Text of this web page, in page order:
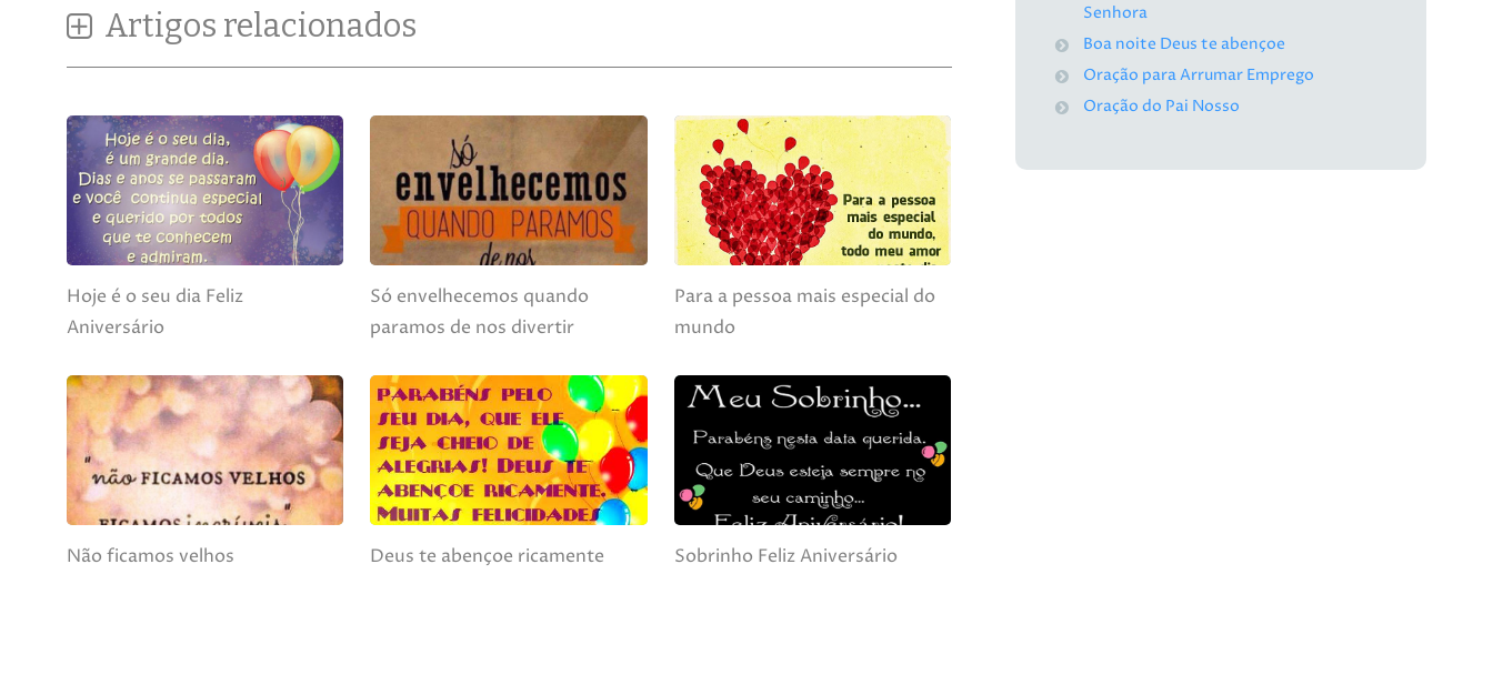
Artigos relacionados
Hoje é o seu dia Feliz
Aniversário
Só envelhecemos quando
paramos de nos divertir
Para a pessoa mais especial do
mundo
Não ficamos velhos Deus te abençoe ricamente Sobrinho Feliz Aniversário
Senhora
Boa noite Deus te abençoe
Oração para Arrumar Emprego
Oração do Pai Nosso